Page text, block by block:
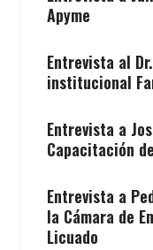
Apyme
Entrevista al
institucional
Entrevista a
Capacitación
Entrevista a
la Cámara de
Licuado